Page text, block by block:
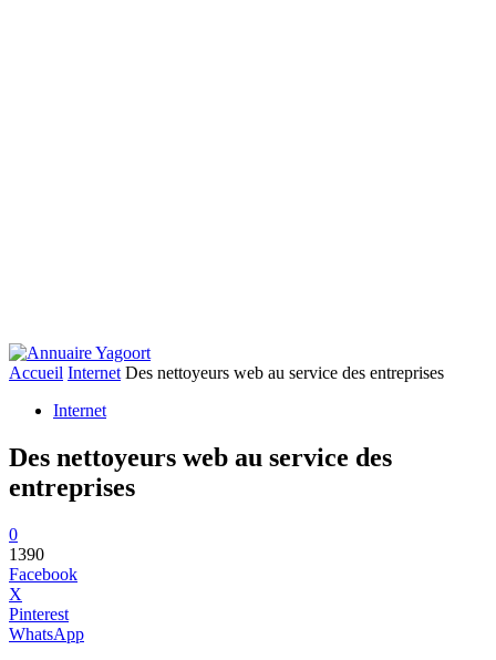
Accueil Internet Des nettoyeurs web au service des entreprises
Internet
Des nettoyeurs web au service des
entreprises
0
1390
Facebook
X
Pinterest
WhatsApp